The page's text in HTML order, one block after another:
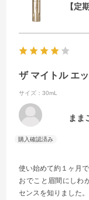
【定
ザ マイトル エ
サイズ：30mL
まま
使い始めて約１ヶ月で
おでこと眉間にしわ
センスを知りました。